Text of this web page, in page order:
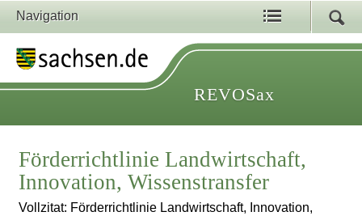
Navigation
REVOSax
Förderrichtlinie Landwirtschaft,
Innovation, Wissenstransfer
Vollzitat: Förderrichtlinie Landwirtschaft, Innovation,